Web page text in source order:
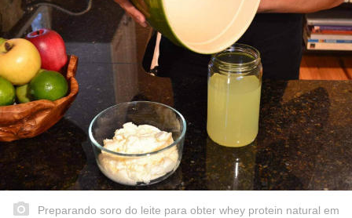
Preparando soro do leite para obter whey protein natural em